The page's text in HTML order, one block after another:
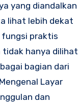
yang diandalkan
lihat lebih dekat
fungsi praktis
tidak hanya dilihat
bagian dari
Layar
dan